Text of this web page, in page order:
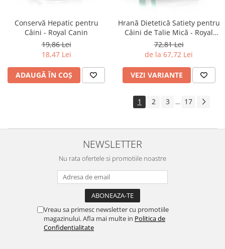
Conservă Hepatic pentru
Câini - Royal Canin
19,86 Lei
18,47 Lei
ADAUGĂ ÎN COȘ
Hrană Dietetică Satiety pentru
Câini de Talie Mică - Royal
Canin
72,81 Lei
de la 67,72 Lei
VEZI VARIANTE
1 2 3 ... 17
NEWSLETTER
Nu rata ofertele si promotiile noastre
Vreau sa primesc newsletter cu promotiile
magazinului. Afla mai multe in Politica de
Confidentialitate